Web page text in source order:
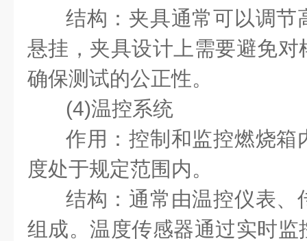
结构：夹具通常可以调节
悬挂，夹具设计上需要避免
确保测试的公正性。
(4)温控系统
作用：控制和监控燃烧箱
度处于规定范围内。
结构：通常由温控仪表、
组成。温度传感器通过实时